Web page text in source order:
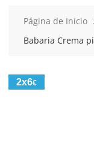
Página de Inicio
Babaria Crema
2x6€